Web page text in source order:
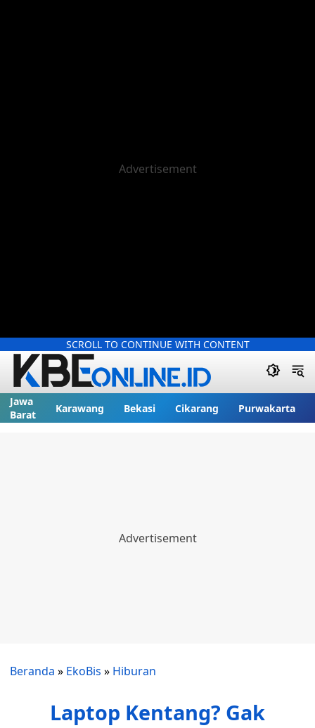
SCROLL TO CONTINUE WITH CONTENT
Jawa
Barat
Karawang Bekasi Cikarang Purwakarta
Beranda » EkoBis » Hiburan
Laptop Kentang? Gak